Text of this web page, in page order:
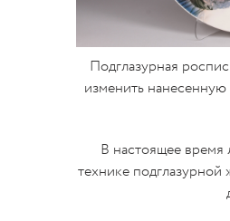
Подглазурная
изменить
В настоящее время
технике